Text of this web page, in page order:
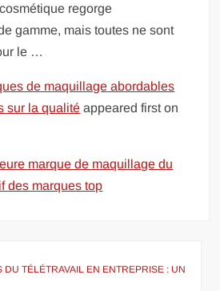
regorge
gamme, mais toutes ne sont
le …
de maquillage abordables
sur la qualité appeared first on
marque de maquillage du
des marques top
DU TÉLÉTRAVAIL EN ENTREPRISE : UN